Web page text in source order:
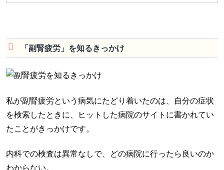
「副腎疲労」を知るきっかけ
私が副腎疲労という病気にたどり着いたのは、自分の症状
を検索したときに、ヒットした病院のサイトに書かれてい
たことがきっかけです。
内科での検査は異常なしで、どの病院に行ったら良いのか
わからない。